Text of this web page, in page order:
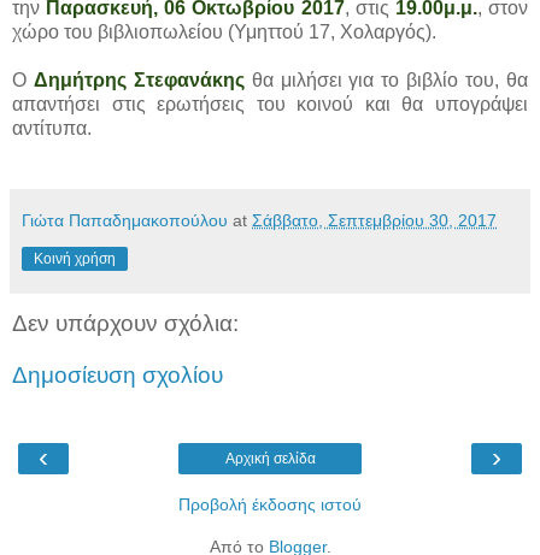
την Παρασκευή, 06 Οκτωβρίου 2017, στις 19.00μ.μ., στον
χώρο του βιβλιοπωλείου (Υμηττού 17, Χολαργός).
Ο Δημήτρης Στεφανάκης θα μιλήσει για το βιβλίο του, θα
απαντήσει στις ερωτήσεις του κοινού και θα υπογράψει
αντίτυπα.
Γιώτα Παπαδημακοπούλου at Σάββατο, Σεπτεμβρίου 30, 2017
Κοινή χρήση
Δεν υπάρχουν σχόλια:
Δημοσίευση σχολίου
‹ ›
Αρχική σελίδα
Προβολή έκδοσης ιστού
Από το Blogger.